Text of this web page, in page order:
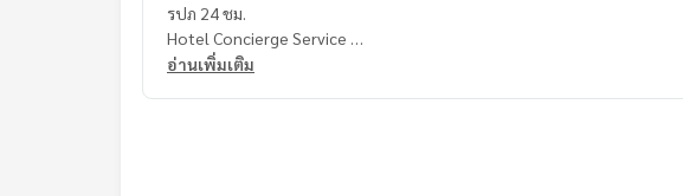
รปภ 24 ชม.
Hotel Concierge Service
อ่านเพิ่มเติม